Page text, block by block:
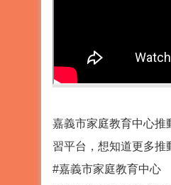
嘉義市家庭教育中心推
習平台，想知道更多
#嘉義市家庭教育中心